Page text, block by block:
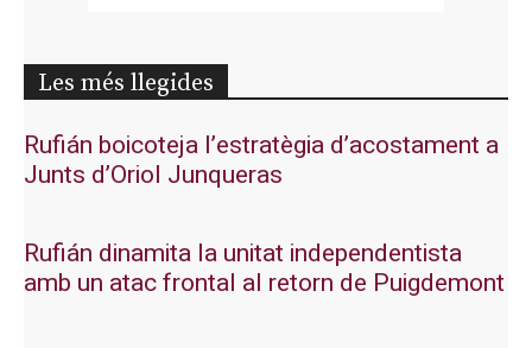
Les més llegides
Rufián boicoteja l’estratègia d’acostament a
Junts d’Oriol Junqueras
Rufián dinamita la unitat independentista
amb un atac frontal al retorn de Puigdemont